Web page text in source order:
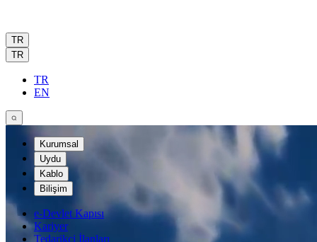
TR
TR
TR
EN
Kurumsal
Uydu
Kablo
Bilişim
e-Devlet Kapısı
Kariyer
Tedarikçi İlanları